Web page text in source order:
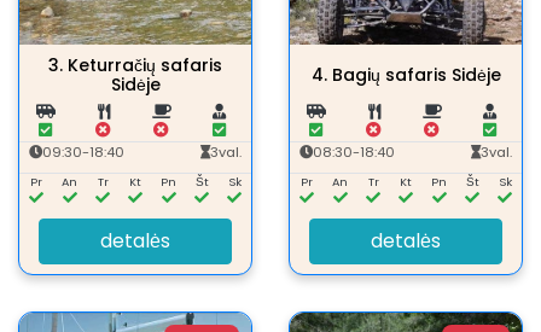
3. Keturračių safaris
Sidėje
09:30-18:40 3val.
Pr An Tr Kt Pn Št Sk
detalės
4. Bagių safaris Sidėje
08:30-18:40 3val.
Pr An Tr Kt Pn Št Sk
detalės